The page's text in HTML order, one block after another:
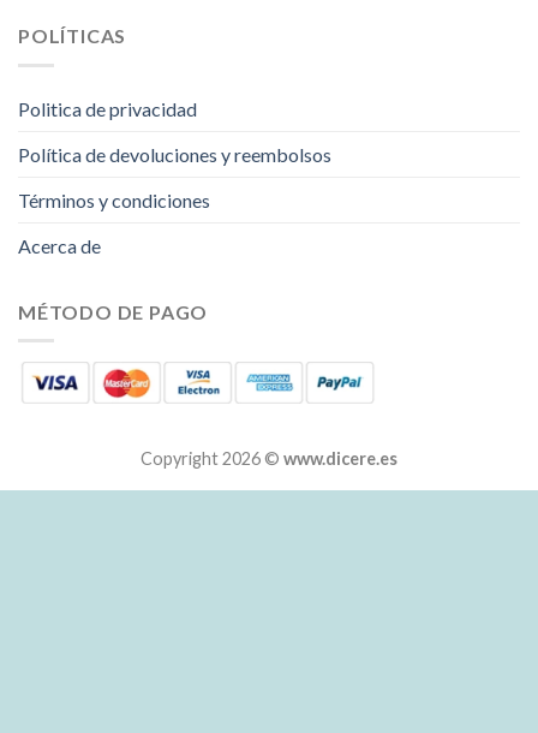
POLÍTICAS
Politica de privacidad
Política de devoluciones y reembolsos
Términos y condiciones
Acerca de
MÉTODO DE PAGO
Copyright 2026 © www.dicere.es